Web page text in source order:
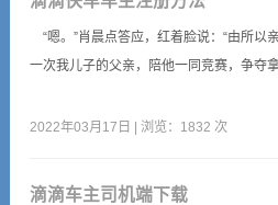
“嗯。”肖晨点答应，红着脸说：“由所以
一次我儿子的父亲，陪他一同竞赛，争夺
2022年03月17日 | 浏览：1832 次
滴滴车主司机端下载